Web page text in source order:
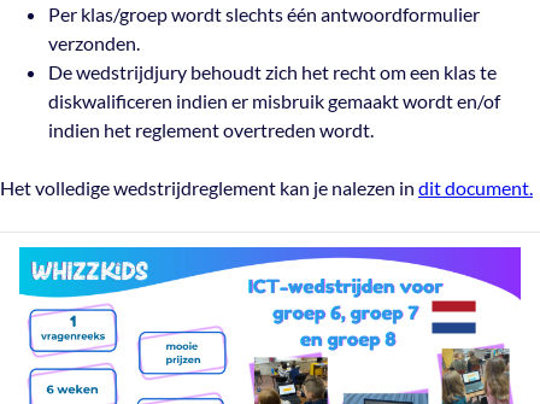
Per klas/groep wordt slechts één antwoordformulier
verzonden.
De wedstrijdjury behoudt zich het recht om een klas te
diskwalificeren indien er misbruik gemaakt wordt en/of
indien het reglement overtreden wordt.
Het volledige wedstrijdreglement kan je nalezen in dit document.